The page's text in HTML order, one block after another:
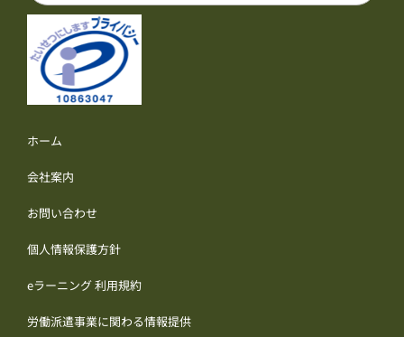
ホーム
会社案内
お問い合わせ
個人情報保護方針
eラーニング 利用規約
労働派遣事業に関わる情報提供